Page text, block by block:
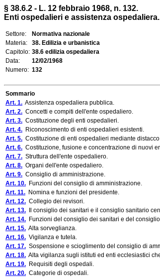
§ 38.6.2 - L. 12 febbraio 1968, n. 132.
Enti ospedalieri e assistenza ospedaliera.
Settore:
Normativa nazionale
Materia:
38. Edilizia e urbanistica
Capitolo: 38.6 edilizia ospedaliera
Data:
12/02/1968
Numero: 132
Sommario
Art. 1. Assistenza ospedaliera pubblica.
Art. 2. Concetti e compiti dell'ente ospedaliero.
Art. 3. Costituzione degli enti ospedalieri.
Art. 4. Riconoscimento di enti ospedalieri esistenti.
Art. 5. Costituzione di enti ospedalieri mediante
Art. 6. Costituzione, fusione e concentrazione di nuovi
Art. 7. Struttura dell'ente ospedaliero.
Art. 8. Organi dell'ente ospedaliero.
Art. 9. Consiglio di amministrazione.
Art. 10. Funzioni del consiglio di amministrazione.
Art. 11. Nomina e funzioni del presidente.
Art. 12. Collegio dei revisori.
Art. 13. Il consiglio dei sanitari e il consiglio sanitario
Art. 14. Funzioni del consiglio dei sanitari e del
Art. 15. Alta sorveglianza.
Art. 16. Vigilanza e tutela.
Art. 17. Sospensione e scioglimento del consiglio di
Art. 18. Alta vigilanza sugli istituti ed enti ecclesiastici
Art. 19. Requisiti degli ospedali.
Art. 20. Categorie di ospedali.